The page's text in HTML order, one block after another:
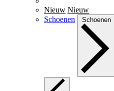
Nieuw Nieuw
Schoenen
Schoenen